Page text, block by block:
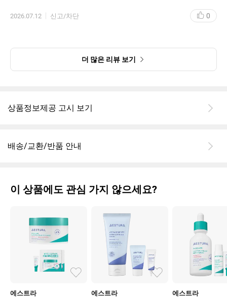
2026.07.12 신고/차단 0
더 많은 리뷰 보기
상품정보제공 고시 보기
배송/교환/반품 안내
이 상품에도 관심 가지 않으세요?
에스트라 에스트라 에스트라